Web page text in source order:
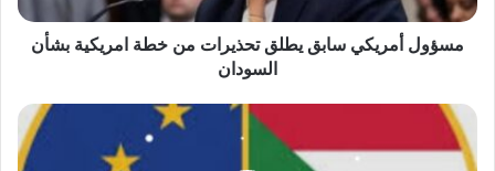
بشأن
السودان
مسؤول أمريكي سابق يطلق تحذيرات من خطة امريكية بشأن
السودان
المرة
الثانية..
الإتحاد